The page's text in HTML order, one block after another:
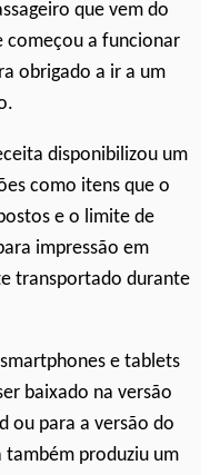
que vem do
começou a funcionar
obrigado a ir a um
disponibilizou um
como itens que o
e o limite de
impressão em
transportado durante
e tablets
baixado na versão
ou para a versão do
também produziu um